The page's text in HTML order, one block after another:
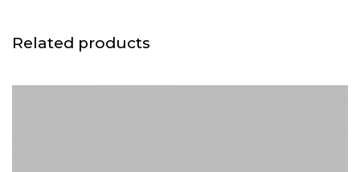
Related products